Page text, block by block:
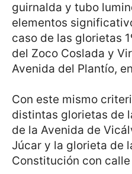
guirnalda y tubo
elementos
caso de las glorietas
del Zoco Coslada y
Avenida del Plantío,
Con este mismo
distintas glorietas de
de la Avenida de
Júcar y la glorieta de
Constitución con calle